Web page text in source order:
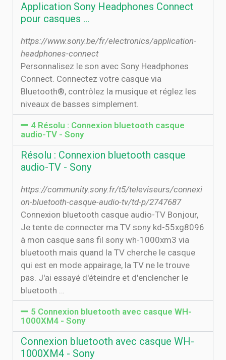
Application Sony Headphones Connect
pour casques …
https://www.sony.be/fr/electronics/application-
headphones-connect
Personnalisez le son avec Sony Headphones
Connect. Connectez votre casque via
Bluetooth®, contrôlez la musique et réglez les
niveaux de basses simplement.
4 Résolu : Connexion bluetooth casque
audio-TV - Sony
Résolu : Connexion bluetooth casque
audio-TV - Sony
https://community.sony.fr/t5/televiseurs/connexi
on-bluetooth-casque-audio-tv/td-p/2747687
Connexion bluetooth casque audio-TV Bonjour,
Je tente de connecter ma TV sony kd-55xg8096
à mon casque sans fil sony wh-1000xm3 via
bluetooth mais quand la TV cherche le casque
qui est en mode appairage, la TV ne le trouve
pas. J'ai essayé d'éteindre et d'enclencher le
bluetooth …
5 Connexion bluetooth avec casque WH-
1000XM4 - Sony
Connexion bluetooth avec casque WH-
1000XM4 - Sony